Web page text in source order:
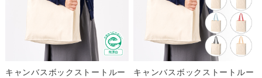
キャンバスボックストートルー
キャンバスボックストートルー